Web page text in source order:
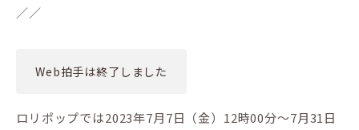
／／
Web拍手は終了しました
ロリポップでは2023年7月7日（金）12時00分〜7月31日